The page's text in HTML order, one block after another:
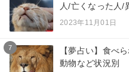
人/亡くなった人/
2023年11月01日
7
【夢占い】食べ
動物など状況別